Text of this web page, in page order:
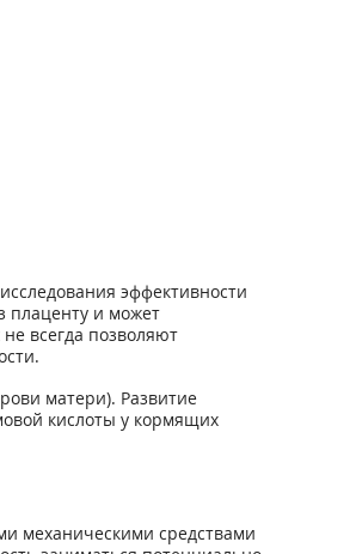
эффективности
плаценту и может
всегда позволяют
матери). Развитие
кислоты у кормящих
механическими средствами